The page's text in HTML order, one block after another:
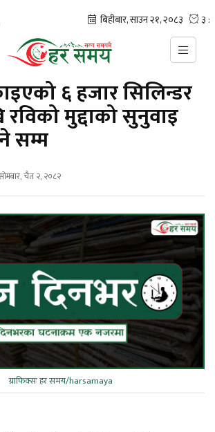
६ हजार सिलिन्डर
मुद्दाको सुनुवाइ
सम्म
चैत २, २०८२
ग्राफिक्सः हर समय/harsamaya